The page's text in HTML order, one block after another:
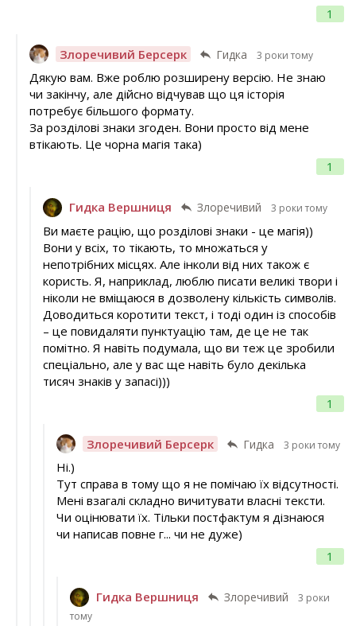
1
Злоречивий Берсерк Гидка 3 роки тому
1
Дякую вам. Вже роблю розширену версію. Не знаю
чи закінчу, але дійсно відчував що ця історія
потребує більшого формату.
За розділові знаки згоден. Вони просто від мене
втікають. Це чорна магія така)
Гидка Вершниця Злоречивий 3 роки тому
1
Ви маєте рацію, що розділові знаки - це магія))
Вони у всіх, то тікають, то множаться у
непотрібних місцях. Але інколи від них також є
користь. Я, наприклад, люблю писати великі твори і
ніколи не вміщаюся в дозволену кількість символів.
Доводиться коротити текст, і тоді один із способів
– це повидаляти пунктуацію там, де це не так
помітно. Я навіть подумала, що ви теж це зробили
спеціально, але у вас ще навіть було декілька
тисяч знаків у запасі)))
Злоречивий Берсерк Гидка 3 роки тому
1
Ні.)
Тут справа в тому що я не помічаю їх відсутності.
Мені взагалі складно вичитувати власні тексти.
Чи оцінювати їх. Тільки постфактум я дізнаюся
чи написав повне г... чи не дуже)
Гидка Вершниця Злоречивий
3 роки
тому